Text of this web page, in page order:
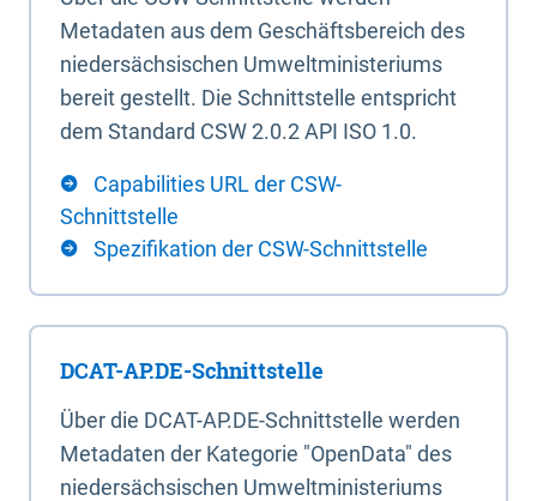
Metadaten aus dem Geschäftsbereich des
niedersächsischen Umweltministeriums
bereit gestellt. Die Schnittstelle entspricht
dem Standard CSW 2.0.2 API ISO 1.0.
Capabilities URL der CSW-
Schnittstelle
Spezifikation der CSW-Schnittstelle
DCAT-AP.DE-Schnittstelle
Über die DCAT-AP.DE-Schnittstelle werden
Metadaten der Kategorie "OpenData" des
niedersächsischen Umweltministeriums